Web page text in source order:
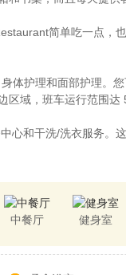
简单吃一点，
体护理和面部护理。
域，班车运行范围达
心和干洗/洗衣服务。
中餐厅 健身室